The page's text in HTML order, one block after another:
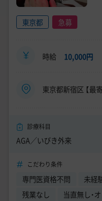
東京都 急募
時給 10,000円
東京都新宿区 【最
診療科目
AGA／いびき外来
こだわり条件
専門医資格不問 未経
残業なし
当直無し・